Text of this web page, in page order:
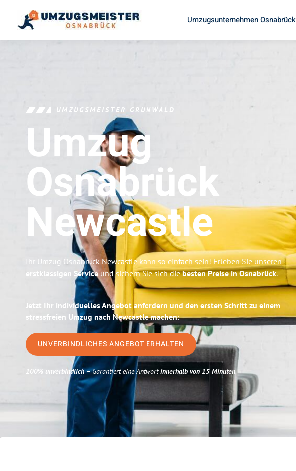
Umzugsunternehmen Osnabrück
UMZUGSMEISTER GRUNWALD
Umzug
Osnabrück
Newcastle
Ihr Umzug Osnabrück Newcastle kann so einfach sein! Erleben Sie unseren
erstklassigen Serviceund sichern Sie sich diebesten Preise in Osnabrück.
Jetzt Ihr individuelles Angebot anfordern und den ersten Schritt zu einem
stressfreien Umzug nach Newcastle machen:
UNVERBINDLICHES ANGEBOT ERHALTEN
100% unverbindlich– Garantiert eine Antwortinnerhalb von 15 Minuten.